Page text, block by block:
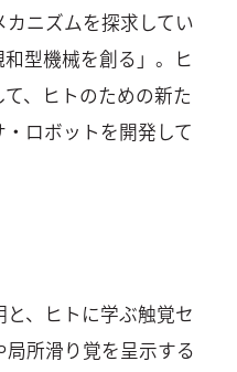
ニズムを探求してい
型機械を創る」。ヒ
、ヒトのための新た
ロボットを開発して
、ヒトに学ぶ触覚セ
所滑り覚を呈示する